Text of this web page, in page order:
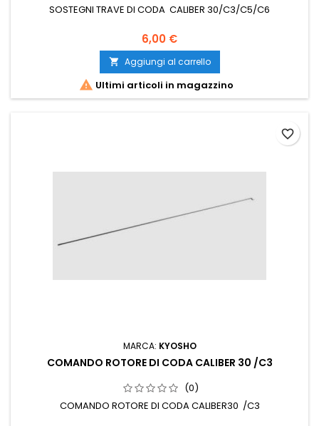
SOSTEGNI TRAVE DI CODA CALIBER 30/C3/C5/C6
6,00 €
 Aggiungi al carrello
 Ultimi articoli in magazzino
MARCA: KYOSHO
COMANDO ROTORE DI CODA CALIBER 30 /C3
(0)
COMANDO ROTORE DI CODA CALIBER30 /C3
favorite_border